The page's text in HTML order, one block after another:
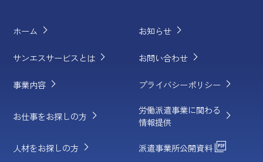
ホーム chevron_right お知らせ chevron_right
サンエスサービスとは chevron_right お問い合わせ chevron_right
事業内容 chevron_right プライバシーポリシー chevron_right
お仕事をお探しの方 chevron_right
労働派遣事業に関わる
情報提供
chevron_right
人材をお探しの方 chevron_right 派遣事業所公開資料picture_as_pdf